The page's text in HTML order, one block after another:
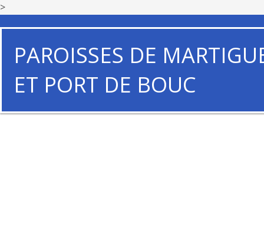
>
PAROISSES DE
ET PORT DE BOUC